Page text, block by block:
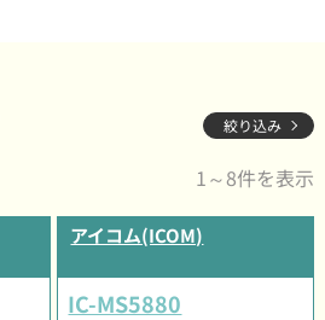
絞り込み
1～8件を表示
アイコム(ICOM)
IC-MS5880